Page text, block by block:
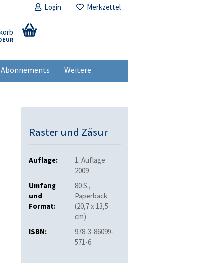
Login Merkzettel
EUR
Abonnements Weitere
Raster und Zäsur
Auflage:
1. Auflage
2009
Umfang
und
Format:
80 S.,
Paperback
(20,7 x 13,5
cm)
ISBN:
978-3-86099-
571-6